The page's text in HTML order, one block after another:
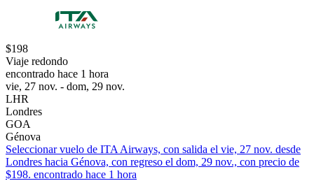
$198
Viaje redondo
encontrado hace 1 hora
vie, 27 nov. - dom, 29 nov.
LHR
Londres
GOA
Génova
Seleccionar vuelo de ITA Airways, con salida el vie, 27 nov. desde
Londres hacia Génova, con regreso el dom, 29 nov., con precio de
$198. encontrado hace 1 hora